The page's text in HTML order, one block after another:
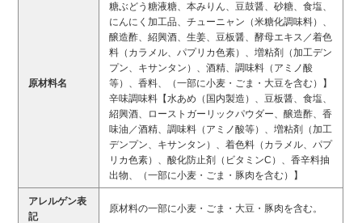
原材料名
糖ぶどう糖液糖、本みりん、豆鼓醤、砂糖、食塩、
にんにく加工品、チューニャン（米糖化調味料）、
醸造酢、紹興酒、生姜、豆板醤、酵母エキス／着色
料（カラメル、パプリカ色素）、増粘剤（加工デン
プン、キサンタン）、酒精、調味料（アミノ酸
等）、香料、（一部に小麦・ごま・大豆を含む）】
辛味調味料【水あめ（国内製造）、豆板醤、食塩、
紹興酒、ローストガーリックパウダー、醸造酢、香
味油／酒精、調味料（アミノ酸等）、増粘剤（加工
デンプン、キサンタン）、着色料（カラメル、パプ
リカ色素）、酸化防止剤（ビタミンC）、香辛料抽
出物、（一部に小麦・ごま・豚肉を含む）】
アレルゲン表
記
原材料の一部に小麦・ごま・大豆・豚肉を含む。